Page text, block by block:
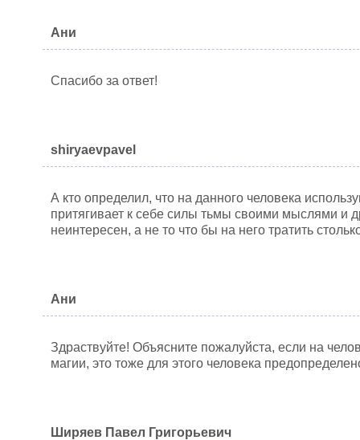
Ани
Спасибо за ответ!
shiryaevpavel
А кто определил, что на данного человека
притягивает к себе силы тьмы своими мыслями и
неинтересен, а не то что бы на него тратить
Ани
Здраствуйте! Объясните пожалуйста, если на
магии, это тоже для этого человека
Ширяев Павел Григорьевич